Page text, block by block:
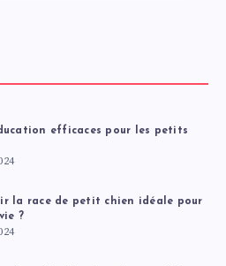
efficaces pour les petits
la race de petit chien idéale pour
?